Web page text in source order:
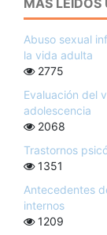
MÁS
Abuso sexual
la vida adulta
2775
Evaluación del
adolescencia
2068
Trastornos
1351
Antecedentes
internos
1209